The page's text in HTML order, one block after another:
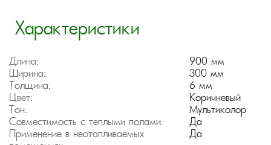
Характеристики
Длина:
900 мм
Ширина:
300 мм
Толщина:
6 мм
Цвет:
Коричневый
Тон:
Мультиколор
Совместимость с теплыми полами:
Да
Применение в неотапливаемых
Да